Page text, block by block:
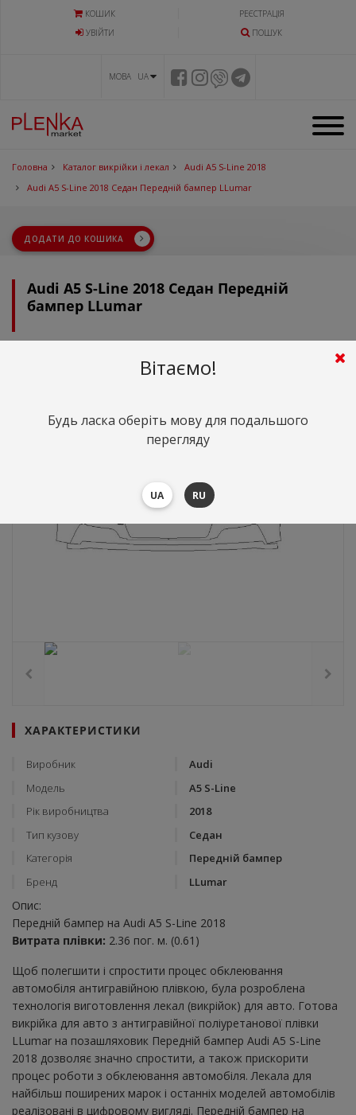
КОШИК
РЕЄСТРАЦІЯ
УВIЙТИ
ПОШУК
МОВА UA
Головна Каталог викрійки і лекал
Audi A5 S-Line 2018
Audi A5 S-Line 2018 Седан Передній бампер LLumar
ДОДАТИ ДО КОШИКА
Audi A5 S-Line 2018 Седан Передній
бампер LLumar
грн. ($105.82)
ХАРАКТЕРИСТИКИ
Виробник
Audi
Модель
A5 S-Line
Рік виробництва
2018
Тип кузову
Седан
Категорія
Передній бампер
Бренд
LLumar
Опис:
Передній бампер на Audi A5 S-Line 2018
Витрата плівки: 2.36 пог. м. (0.61)
Щоб полегшити і спростити процес обклеювання
автомобіля антигравійною плівкою, була розроблена
технологія виготовлення лекал (викрійок) для авто. Готова
викрійка для авто з антигравійної поліуретанової плівки
LLumar на позашляховик Передній бампер Audi A5 S-Line
2018 дозволяє значно спростити, а також прискорити
процес роботи з обклеювання автомобіля. Лекала для
найбільш поширених марок і останніх моделей автомобілів
реалізовані в цифровому вигляді. Передній бампер на
Вітаємо!
Будь ласка оберіть мову для подальшого
перегляду
UA RU